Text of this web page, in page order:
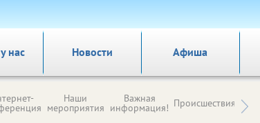
нас Новости Афиша
Наши
мероприятия
Важная
информация! Происшествия